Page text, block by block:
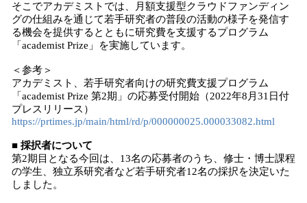
そこでアカデミストでは、月額支援型クラウドファンディン
グの仕組みを通じて若手研究者の普段の活動の様子を発信す
る機会を提供するとともに研究費を支援するプログラム
「academist Prize」を実施しています。
＜参考＞
アカデミスト、若手研究者向けの研究費支援プログラム
「academist Prize 第2期」の応募受付開始（2022年8月31日付
プレスリリース）
https://prtimes.jp/main/html/rd/p/000000025.000033082.html
■ 採択者について
第2期目となる今回は、13名の応募者のうち、修士・博士課程
の学生、独立系研究者など若手研究者12名の採択を決定いた
しました。